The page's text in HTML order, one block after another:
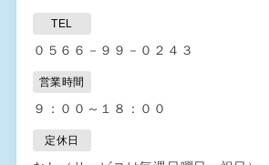
TEL
０５６６－９９－０２４３
営業時間
９：００～１８：００
定休日